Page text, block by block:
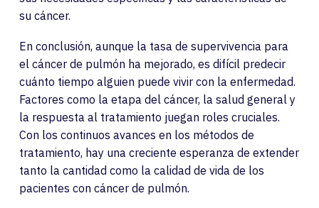
Médicos
Soluciones
Recursos
Acerca de
Iniciar sesión
su cáncer.
En conclusión, aunque la tasa de supervivencia para
el cáncer de pulmón ha mejorado, es difícil predecir
cuánto tiempo alguien puede vivir con la enfermedad.
Factores como la etapa del cáncer, la salud general y
la respuesta al tratamiento juegan roles cruciales.
Con los continuos avances en los métodos de
tratamiento, hay una creciente esperanza de extender
tanto la cantidad como la calidad de vida de los
pacientes con cáncer de pulmón.